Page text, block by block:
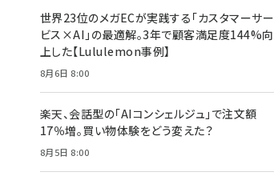
世界23位のメガECが実践する「カスタマーサー
ビス×AI」の最適解。3年で顧客満足度144%向
上した【Lululemon事例】
8月6日 8:00
楽天、会話型の「AIコンシェルジュ」で注文額
17％増。買い物体験をどう変えた？
8月5日 8:00